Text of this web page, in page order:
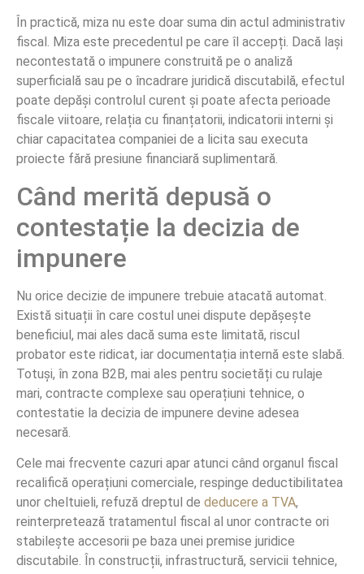
În practică, miza nu este doar suma din actul administrativ
fiscal. Miza este precedentul pe care îl accepți. Dacă lași
necontestată o impunere construită pe o analiză
superficială sau pe o încadrare juridică discutabilă, efectul
poate depăși controlul curent și poate afecta perioade
fiscale viitoare, relația cu finanțatorii, indicatorii interni și
chiar capacitatea companiei de a licita sau executa
proiecte fără presiune financiară suplimentară.
Când merită depusă o
contestație la decizia de
impunere
Nu orice decizie de impunere trebuie atacată automat.
Există situații în care costul unei dispute depășește
beneficiul, mai ales dacă suma este limitată, riscul
probator este ridicat, iar documentația internă este slabă.
Totuși, în zona B2B, mai ales pentru societăți cu rulaje
mari, contracte complexe sau operațiuni tehnice, o
contestatie la decizia de impunere devine adesea
necesară.
Cele mai frecvente cazuri apar atunci când organul fiscal
recalifică operațiuni comerciale, respinge deductibilitatea
unor cheltuieli, refuză dreptul de deducere a TVA,
reinterpretează tratamentul fiscal al unor contracte ori
stabilește accesorii pe baza unei premise juridice
discutabile. În construcții, infrastructură, servicii tehnice,